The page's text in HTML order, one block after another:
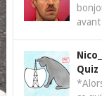
Quiz